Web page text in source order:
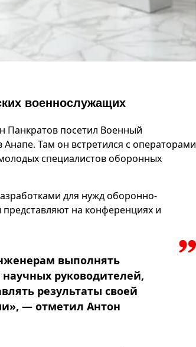
военнослужащих
Панкратов посетил Военный
Там он встретился с операторами
специалистов оборонных
для нужд оборонно-
на конференциях и
выполнять
руководителей,
результаты своей
— отметил Антон